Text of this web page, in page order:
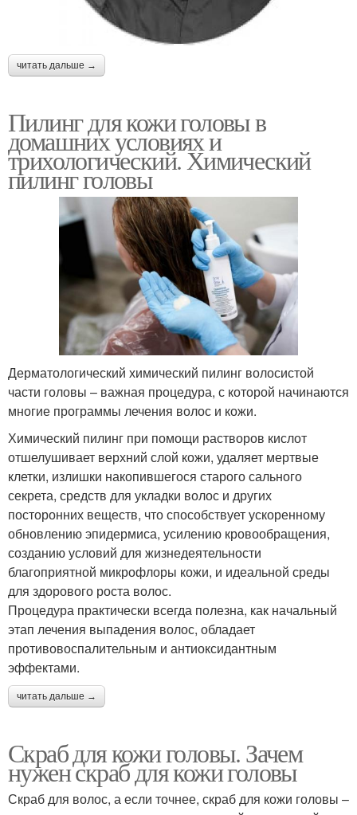
читать дальше →
Пилинг для кожи головы в
домашних условиях и
трихологический. Химический
пилинг головы
Дерматологический химический пилинг волосистой
части головы – важная процедура, с которой начинаются
многие программы лечения волос и кожи.
Химический пилинг при помощи растворов кислот
отшелушивает верхний слой кожи, удаляет мертвые
клетки, излишки накопившегося старого сального
секрета, средств для укладки волос и других
посторонних веществ, что способствует ускоренному
обновлению эпидермиса, усилению кровообращения,
созданию условий для жизнедеятельности
благоприятной микрофлоры кожи, и идеальной среды
для здорового роста волос.
Процедура практически всегда полезна, как начальный
этап лечения выпадения волос, обладает
противовоспалительным и антиоксидантным
эффектами.
читать дальше →
Скраб для кожи головы. Зачем
нужен скраб для кожи головы
Скраб для волос, а если точнее, скраб для кожи головы –